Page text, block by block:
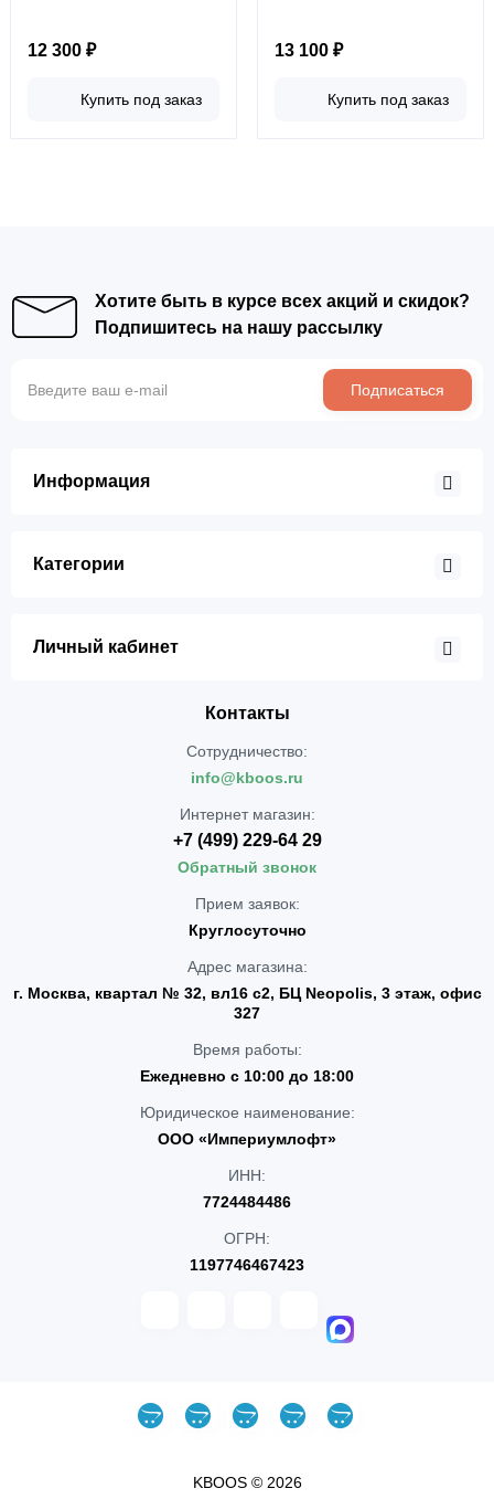
12 300 ₽
Купить под заказ
13 100 ₽
Купить под заказ
Хотите быть в курсе всех акций и скидок?
Подпишитесь на нашу рассылку
Подписаться
Информация
Категории
Личный кабинет
Контакты
Сотрудничество:
info@kboos.ru
Интернет магазин:
+7 (499) 229-64 29
Обратный звонок
Прием заявок:
Круглосуточно
Адрес магазина:
г. Москва, квартал № 32, вл16 с2, БЦ Neopolis, 3 этаж, офис
327
Время работы:
Ежедневно с 10:00 до 18:00
Юридическое наименование:
ООО «Империумлофт»
ИНН:
7724484486
ОГРН:
1197746467423
KBOOS © 2026